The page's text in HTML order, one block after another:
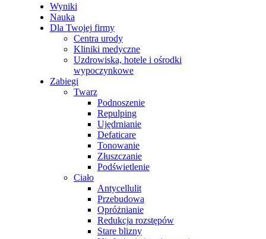
Menu
Wyniki
Nauka
Dla Twojej firmy
Centra urody
Kliniki medyczne
Uzdrowiska, hotele i ośrodki
wypoczynkowe
Zabiegi
Twarz
Podnoszenie
Repulping
Ujędrnianie
Defaticare
Tonowanie
Złuszczanie
Podświetlenie
Ciało
Antycellulit
Przebudowa
Opróżnianie
Redukcja rozstępów
Stare blizny